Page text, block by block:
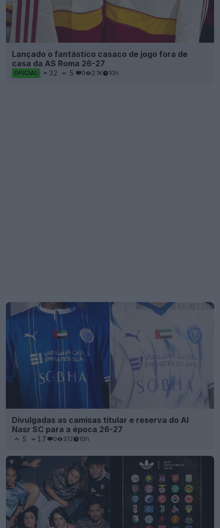
Lançado o fantástico casaco de jogo fora de
casa da AS Roma 26-27
OFICIAL 32 5 0 2.1K 10h
Divulgadas as camisas titular e reserva do Al
Nasr SC para a época 26-27
5 17 0 312 10h